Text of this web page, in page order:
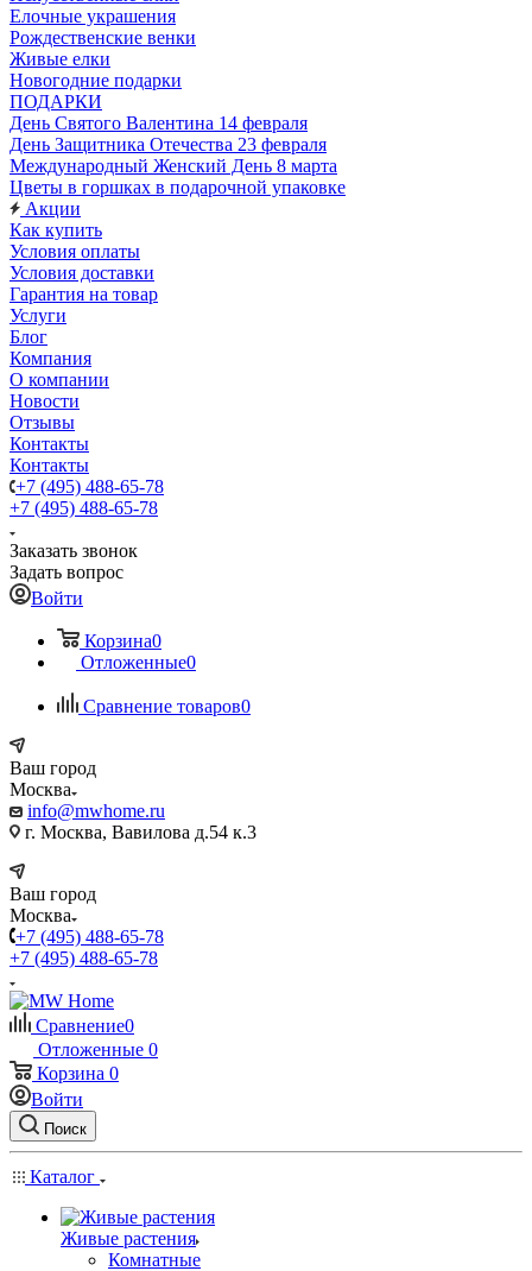
Елочные украшения
Рождественские венки
Живые елки
Новогодние подарки
ПОДАРКИ
День Святого Валентина 14 февраля
День Защитника Отечества 23 февраля
Международный Женский День 8 марта
Цветы в горшках в подарочной упаковке
Акции
Как купить
Условия оплаты
Условия доставки
Гарантия на товар
Услуги
Блог
Компания
О компании
Новости
Отзывы
Контакты
Контакты
+7 (495) 488-65-78
+7 (495) 488-65-78
Заказать звонок
Задать вопрос
Войти
Корзина0
Отложенные0
Сравнение товаров0
Ваш город
Москва
info@mwhome.ru
г. Москва, Вавилова д.54 к.3
Ваш город
Москва
+7 (495) 488-65-78
+7 (495) 488-65-78
Сравнение0
Отложенные 0
Корзина 0
Войти
Поиск
Каталог
Живые растения
Комнатные